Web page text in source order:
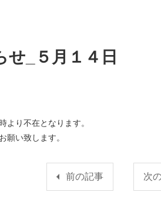
せ_５月１４日
より不在となります。
願い致します。
前の記事 次